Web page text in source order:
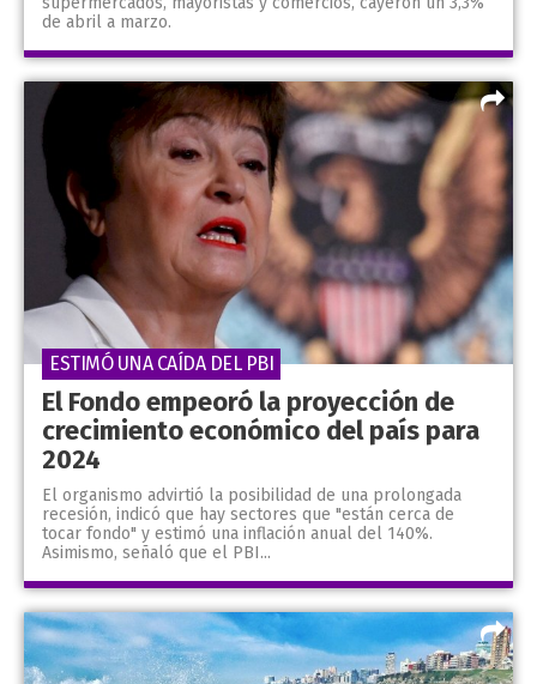
de abril a marzo.
El Fondo empeoró la proyección de
crecimiento económico del país para
2024
El organismo advirtió la posibilidad de una prolongada
recesión, indicó que hay sectores que "están cerca de
tocar fondo" y estimó una inflación anual del 140%.
Asimismo, señaló que el PBI...
ESTIMÓ UNA CAÍDA DEL PBI